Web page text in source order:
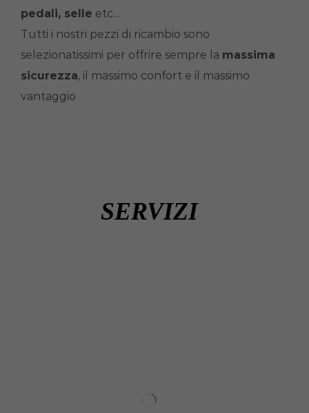
pedali, selle etc…
Tutti i nostri pezzi di ricambio sono
selezionatissimi per offrire sempre la massima
sicurezza, il massimo confort e il massimo
vantaggio
SERVIZI